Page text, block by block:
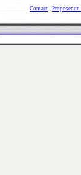
Contact - Proposer un